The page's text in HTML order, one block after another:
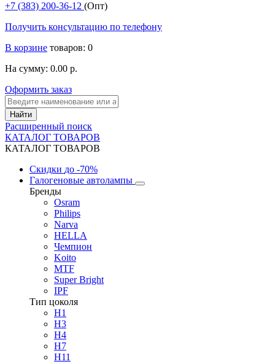
+7 (383) 200-36-12 (Опт)
Получить консультацию по телефону
В корзине товаров: 0
На сумму: 0.00 р.
Оформить заказ
Расширенный поиск
КАТАЛОГ ТОВАРОВ
КАТАЛОГ ТОВАРОВ
Скидки до -70%
Галогеновые автолампы
Бренды
Osram
Philips
Narva
HELLA
Чемпион
Koito
MTF
Super Bright
IPF
Тип цоколя
H1
H3
H4
H7
H11